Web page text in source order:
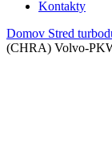
Kontakty
Domov Stred
(CHRA) Volvo-